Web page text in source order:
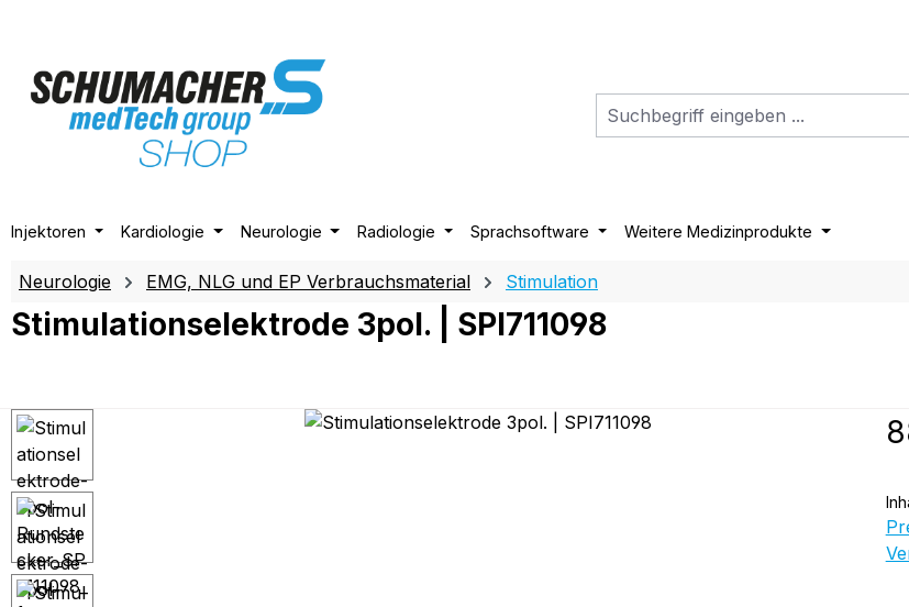
Injektoren Kardiologie Neurologie Radiologie Sprachsoftware Weitere Medizinprodukte
Neurologie EMG, NLG und EP Verbrauchsmaterial Stimulation
Stimulationselektrode 3pol. | SPI711098
Bildergalerie überspringen